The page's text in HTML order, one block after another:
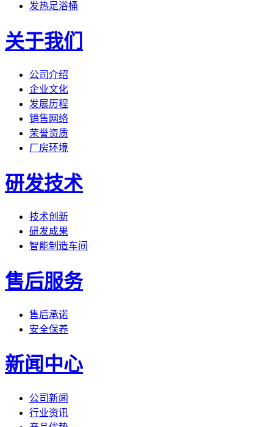
发热足浴桶
关于我们
公司介绍
企业文化
发展历程
销售网络
荣誉资质
厂房环境
研发技术
技术创新
研发成果
智能制造车间
售后服务
售后承诺
安全保养
新闻中心
公司新闻
行业资讯